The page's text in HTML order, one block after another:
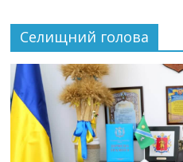
Селищний голова